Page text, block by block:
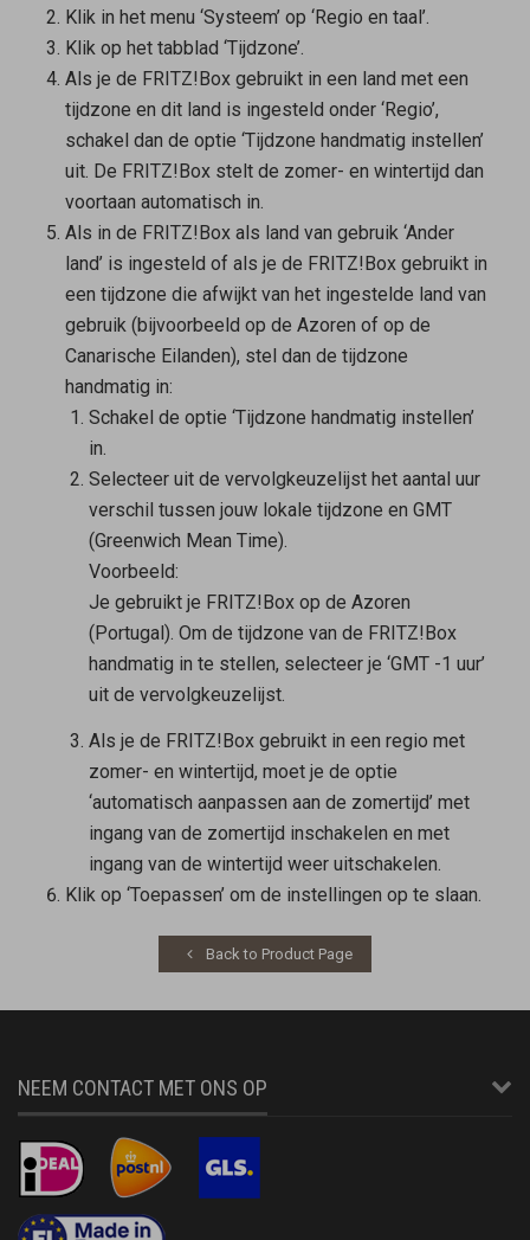
Klik in het menu ‘Systeem’ op ‘Regio en taal’.
Klik op het tabblad ‘Tijdzone’.
Als je de FRITZ!Box gebruikt in een land met een
tijdzone en dit land is ingesteld onder ‘Regio’,
schakel dan de optie ‘Tijdzone handmatig instellen’
uit. De FRITZ!Box stelt de zomer- en wintertijd dan
voortaan automatisch in.
Als in de FRITZ!Box als land van gebruik ‘Ander
land’ is ingesteld of als je de FRITZ!Box gebruikt in
een tijdzone die afwijkt van het ingestelde land van
gebruik (bijvoorbeeld op de Azoren of op de
Canarische Eilanden), stel dan de tijdzone
handmatig in:
Schakel de optie ‘Tijdzone handmatig instellen’
in.
Selecteer uit de vervolgkeuzelijst het aantal uur
verschil tussen jouw lokale tijdzone en GMT
(Greenwich Mean Time).
Voorbeeld:
Je gebruikt je FRITZ!Box op de Azoren
(Portugal). Om de tijdzone van de FRITZ!Box
handmatig in te stellen, selecteer je ‘GMT -1 uur’
uit de vervolgkeuzelijst.
Als je de FRITZ!Box gebruikt in een regio met
zomer- en wintertijd, moet je de optie
‘automatisch aanpassen aan de zomertijd’ met
ingang van de zomertijd inschakelen en met
ingang van de wintertijd weer uitschakelen.
Klik op ‘Toepassen’ om de instellingen op te slaan.
Back to Product Page
NEEM CONTACT MET ONS OP